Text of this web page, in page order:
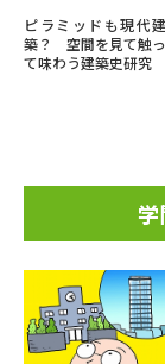
ピラミッドも現代建
築？ 空間を見て触っ
て味わう建築史研究